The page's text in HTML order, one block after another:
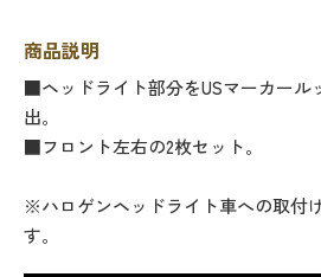
商品説明
■ヘッドライト部分をUSマーカール
出。
■フロント左右の2枚セット。
※ハロゲンヘッドライト車への取付
す。